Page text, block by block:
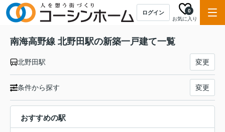
ログイン
お気に入り
0
南海高野線 北野田駅の新築一戸建て一覧
北野田駅 変更
条件から探す 変更
おすすめの駅